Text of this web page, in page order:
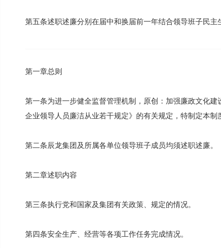
第五条述职述廉分别在届中和换届前一年结合领导班子民
第一章总则
第一条为进一步健全监督管理机制，原创：加强廉政文化
企业领导人员廉洁从业若干规定》的有关规定，特制定本制
第二条辰龙集团及所属各单位领导班子成员均须述职述廉。
第二章述职内容
第三条执行党和国家及集团有关政策、规定的情况。
第四条安全生产、经营等各项工作任务完成情况。